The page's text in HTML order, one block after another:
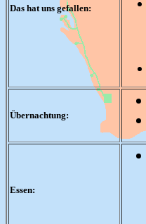
Das hat uns gefallen:
Übernachtung:
Essen: